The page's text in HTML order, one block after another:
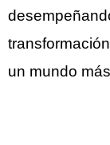
un mundo